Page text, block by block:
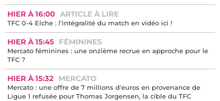
HIER À 16:00 ARTICLE À LIRE
TFC 0-4 Elche : l'intégralité du match en vidéo ici !
HIER À 15:45 FÉMININES
Mercato féminines : une onzième recrue en approche pour le
TFC ?
HIER À 15:32 MERCATO
Mercato : une offre de 7 millions d'euros en provenance de
Ligue 1 refusée pour Thomas Jorgensen, la cible du TFC